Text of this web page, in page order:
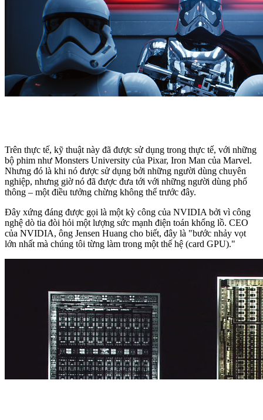
Trên thực tế, kỹ thuật này đã được sử dụng trong thực tế, với những
bộ phim như Monsters University của Pixar, Iron Man của Marvel.
Nhưng đó là khi nó được sử dụng bởi những người dùng chuyên
nghiệp, nhưng giờ nó đã được đưa tới với những người dùng phổ
thông – một điều tưởng chừng không thể trước đây.
Đây xứng đáng được gọi là một kỳ công của NVIDIA bởi vì công
nghệ dò tia đòi hỏi một lượng sức mạnh điện toán khổng lồ. CEO
của NVIDIA, ông Jensen Huang cho biết, đây là "bước nhảy vọt
lớn nhất mà chúng tôi từng làm trong một thế hệ (card GPU)."